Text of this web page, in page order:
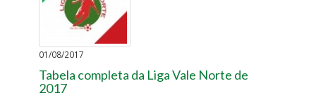
01/08/2017
Tabela completa da Liga Vale Norte de
2017